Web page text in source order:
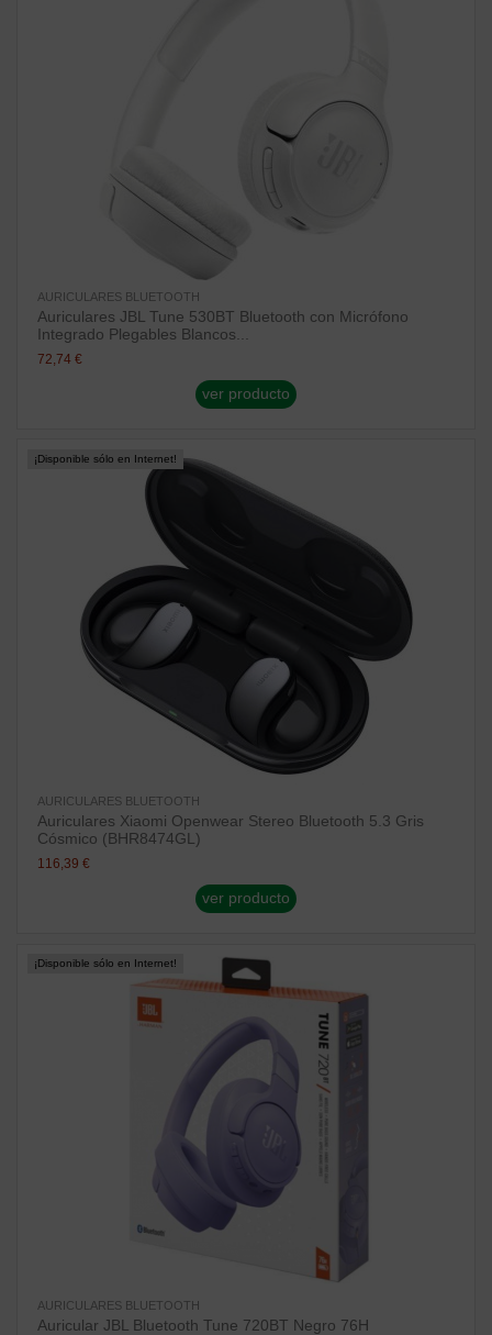
AURICULARES BLUETOOTH
Auriculares JBL Tune 530BT Bluetooth con Micrófono
Integrado Plegables Blancos...
72,74 €
ver producto
¡Disponible sólo en Internet!
AURICULARES BLUETOOTH
Auriculares Xiaomi Openwear Stereo Bluetooth 5.3 Gris
Cósmico (BHR8474GL)
116,39 €
ver producto
¡Disponible sólo en Internet!
AURICULARES BLUETOOTH
Auricular JBL Bluetooth Tune 720BT Negro 76H